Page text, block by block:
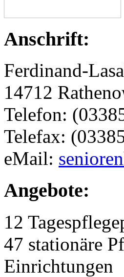
Anschrift:
Ferdinand-
14712
Telefon:
Telefax:
eMail:
Angebote:
12
47 stationäre
Einrichtungen